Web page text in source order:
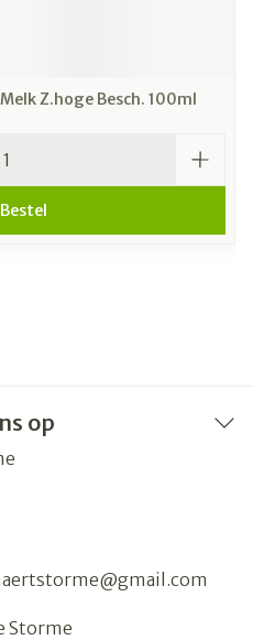
Z.hoge Besch. 100ml
Bestel
op
gmail.com
Storme